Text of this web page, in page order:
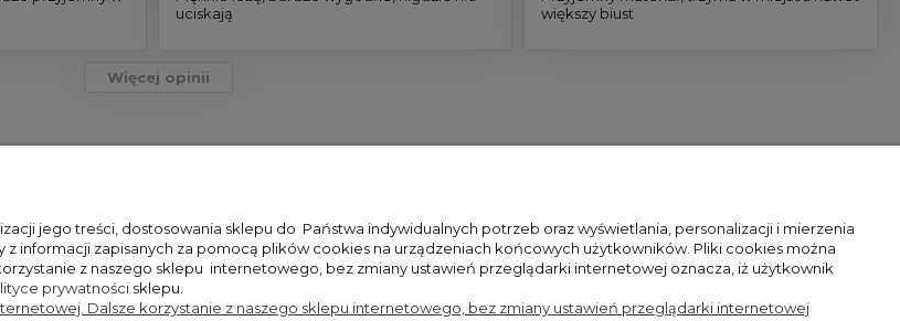
uciskają
większy biust
Więcej opinii
Obserwuj nas: @beng_danceshop
jego treści, dostosowania sklepu do Państwa indywidualnych potrzeb oraz wyświetlania, personalizacji i mierzenia
z informacji zapisanych za pomocą plików cookies na urządzeniach końcowych użytkowników. Pliki cookies można
z naszego sklepu internetowego, bez zmiany ustawień przeglądarki internetowej oznacza, iż użytkownik
prywatności sklepu.
Dalsze korzystanie z naszego sklepu internetowego, bez zmiany ustawień przeglądarki internetowej